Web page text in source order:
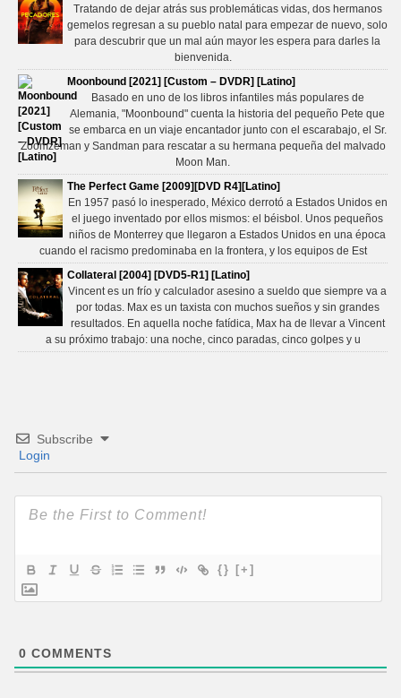
Tratando de dejar atrás sus problemáticas vidas, dos hermanos
gemelos regresan a su pueblo natal para empezar de nuevo, solo
para descubrir que un mal aún mayor les espera para darles la
bienvenida.
Moonbound [2021] [Custom – DVDR] [Latino]
Basado en uno de los libros infantiles más populares de
Alemania, "Moonbound" cuenta la historia del pequeño Pete que
se embarca en un viaje encantador junto con el escarabajo, el Sr.
Zoomzeman y Sandman para rescatar a su hermana pequeña del malvado
Moon Man.
The Perfect Game [2009][DVD R4][Latino]
En 1957 pasó lo inesperado, México derrotó a Estados Unidos en
el juego inventado por ellos mismos: el béisbol. Unos pequeños
niños de Monterrey que llegaron a Estados Unidos en una época
cuando el racismo predominaba en la frontera, y los equipos de Est
Collateral [2004] [DVD5-R1] [Latino]
Vincent es un frío y calculador asesino a sueldo que siempre va a
por todas. Max es un taxista con muchos sueños y sin grandes
resultados. En aquella noche fatídica, Max ha de llevar a Vincent
a su próximo trabajo: una noche, cinco paradas, cinco golpes y u
Subscribe
Login
{} [+]
0 COMMENTS